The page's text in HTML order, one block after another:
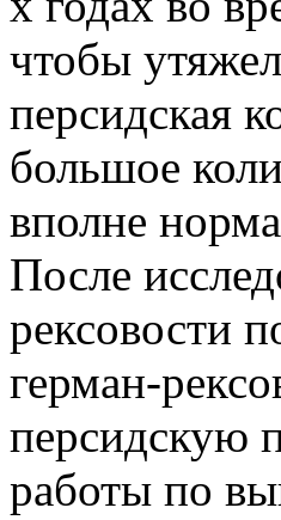
чтобы
персидская
большое
вполне
После
рексовости
герман-
персидскую
работы по